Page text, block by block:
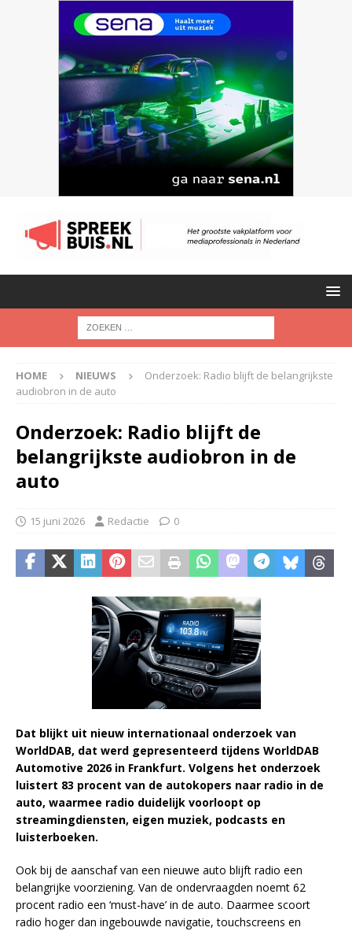
HOME NIEUWS
Onderzoek: Radio blijft de belangrijkste
audiobron in de auto
Onderzoek: Radio blijft de
belangrijkste audiobron in de
auto
15 juni 2026 Redactie 0
Dat blijkt uit nieuw internationaal onderzoek van
WorldDAB, dat werd gepresenteerd tijdens WorldDAB
Automotive 2026 in Frankfurt. Volgens het onderzoek
luistert 83 procent van de autokopers naar radio in de
auto, waarmee radio duidelijk voorloopt op
streamingdiensten, eigen muziek, podcasts en
luisterboeken.
Ook bij de aanschaf van een nieuwe auto blijft radio een
belangrijke voorziening. Van de ondervraagden noemt 62
procent radio een ‘must-have’ in de auto. Daarmee scoort
radio hoger dan ingebouwde navigatie, touchscreens en